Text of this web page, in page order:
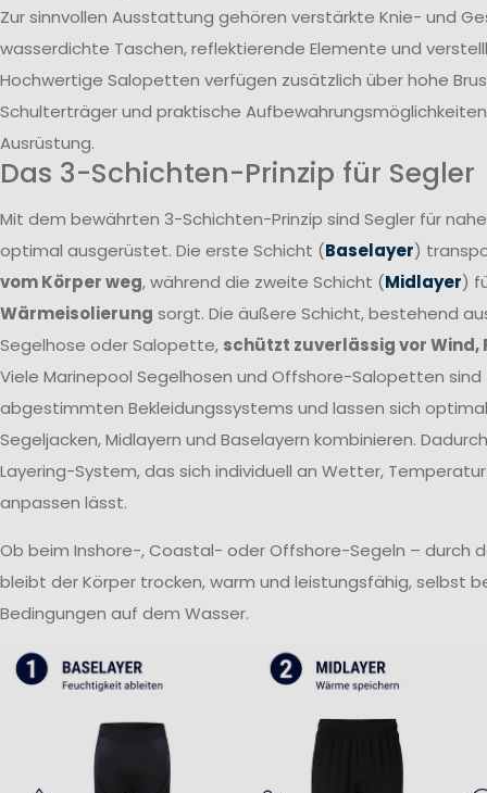
Zur sinnvollen Ausstattung gehören verstärkte Knie- und
wasserdichte Taschen, reflektierende Elemente und
Hochwertige Salopetten verfügen zusätzlich über hohe
Schulterträger und praktische
Ausrüstung.
Das 3-Schichten-Prinzip für Segler
Mit dem bewährten 3-Schichten-Prinzip sind Segler für
optimal ausgerüstet. Die erste Schicht (Baselayer)
vom Körper weg, während die zweite Schicht (Midlayer)
Wärmeisolierung sorgt. Die äußere Schicht, bestehend
Segelhose oder Salopette, schützt zuverlässig vor Wind,
Viele Marinepool Segelhosen und Offshore-Salopetten sind
abgestimmten Bekleidungssystems und lassen sich
Segeljacken, Midlayern und Baselayern kombinieren.
Layering-System, das sich individuell an Wetter,
anpassen lässt.
Ob beim Inshore-, Coastal- oder Offshore-Segeln – durch
bleibt der Körper trocken, warm und leistungsfähig, selbst
Bedingungen auf dem Wasser.